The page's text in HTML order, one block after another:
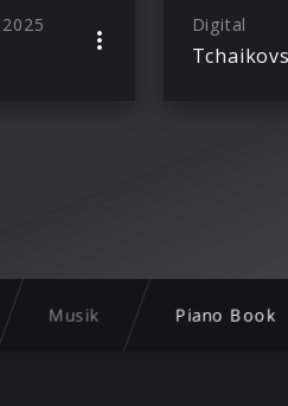
2025 Digital
Musik Piano Book